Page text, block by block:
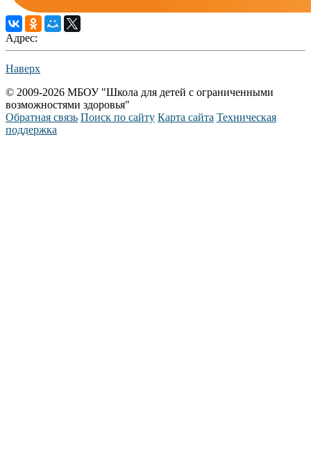
Адрес:
Наверх
© 2009-2026 МБОУ "Школа для детей с ограниченными
возможностями здоровья"
Обратная связь Поиск по сайту Карта сайта Техническая
поддержка